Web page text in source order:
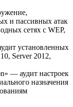
и пассивных атак
сетях с WEP,
установленных
Server 2012,
— аудит настроек
назначения